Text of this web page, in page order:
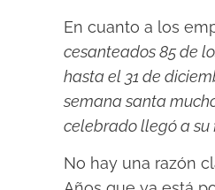
En cuanto a los
cesanteados 85 de
hasta el 31 de
semana santa
celebrado llegó a su
No hay una razón